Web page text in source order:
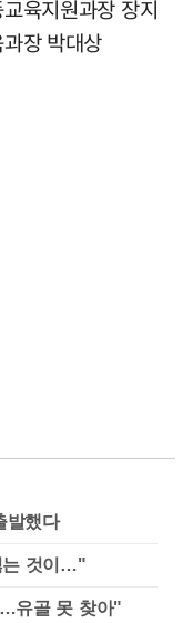
육지원과장 장지
장 박대상
발했다
는 것이…"
유골 못 찾아"